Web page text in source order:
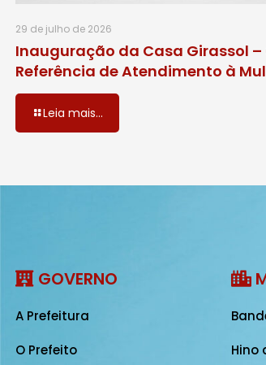
29 de julho de 2026
Inauguração da Casa Girassol –
Referência de Atendimento à
Leia mais...
GOVERNO
A Prefeitura
O Prefeito
Hino